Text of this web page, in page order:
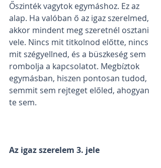
Őszinték vagytok egymáshoz. Ez az
alap. Ha valóban ő az igaz szerelmed,
akkor mindent meg szeretnél osztani
vele. Nincs mit titkolnod előtte, nincs
mit szégyellned, és a büszkeség sem
rombolja a kapcsolatot. Megbíztok
egymásban, hiszen pontosan tudod,
semmit sem rejteget előled, ahogyan
te sem.
Az igaz szerelem 3. jele